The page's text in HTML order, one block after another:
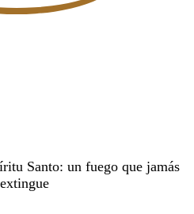
Santo: un fuego que jamás